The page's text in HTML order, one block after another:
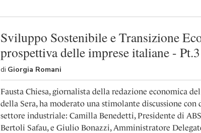
Sviluppo Sostenibile e Transizione
prospettiva delle imprese italiane - Pt.3
di Giorgia Romani
Fausta Chiesa, giornalista della redazione economica
della Sera, ha moderato una stimolante discussione con
settore industriale: Camilla Benedetti, Presidente di
Bertoli Safau, e Giulio Bonazzi, Amministratore